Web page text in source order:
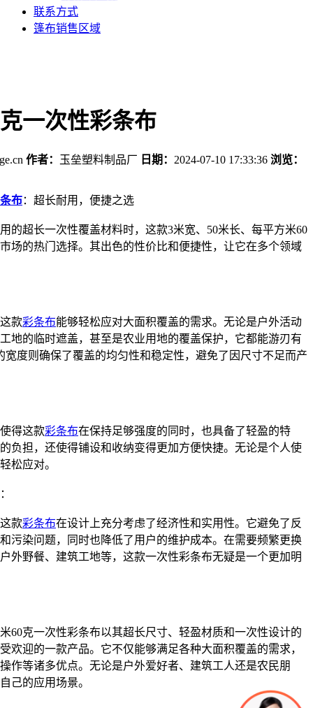
联系方式
篷布销售区域
一次性彩条布
作者： 玉垒塑料制品厂 日期： 2024-07-10 17:33:36 浏览：
布：超长耐用，便捷之选
的超长一次性覆盖材料时，这款3米宽、50米长、每平方米60
场的热门选择。其出色的性价比和便捷性，让它在多个领域
款彩条布能够轻松应对大面积覆盖的需求。无论是户外活动
地的临时遮盖，甚至是农业用地的覆盖保护，它都能游刃有
宽度则确保了覆盖的均匀性和稳定性，避免了因尺寸不足而产
得这款彩条布在保持足够强度的同时，也具备了轻盈的特
负担，还使得铺设和收纳变得更加方便快捷。无论是个人使
松应对。
款彩条布在设计上充分考虑了经济性和实用性。它避免了反
污染问题，同时也降低了用户的维护成本。在需要频繁更换
外野餐、建筑工地等，这款一次性彩条布无疑是一个更加明
60克一次性彩条布以其超长尺寸、轻盈材质和一次性设计的
欢迎的一款产品。它不仅能够满足各种大面积覆盖的需求，
作等诸多优点。无论是户外爱好者、建筑工人还是农民朋
己的应用场景。